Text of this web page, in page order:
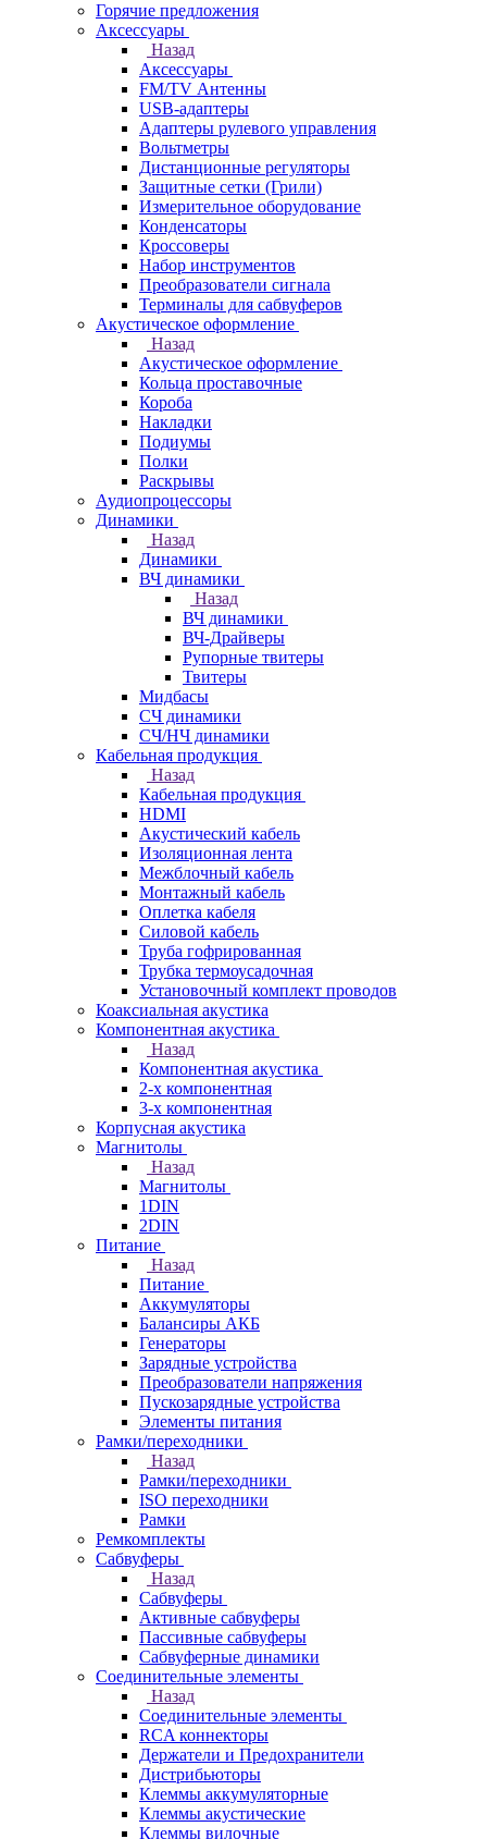
Горячие предложения
Аксессуары
Назад
Аксессуары
FM/TV Антенны
USB-адаптеры
Адаптеры рулевого управления
Вольтметры
Дистанционные регуляторы
Защитные сетки (Грили)
Измерительное оборудование
Конденсаторы
Кроссоверы
Набор инструментов
Преобразователи сигнала
Терминалы для сабвуферов
Акустическое оформление
Назад
Акустическое оформление
Кольца проставочные
Короба
Накладки
Подиумы
Полки
Раскрывы
Аудиопроцессоры
Динамики
Назад
Динамики
ВЧ динамики
Назад
ВЧ динамики
ВЧ-Драйверы
Рупорные твитеры
Твитеры
Мидбасы
СЧ динамики
СЧ/НЧ динамики
Кабельная продукция
Назад
Кабельная продукция
HDMI
Акустический кабель
Изоляционная лента
Межблочный кабель
Монтажный кабель
Оплетка кабеля
Силовой кабель
Труба гофрированная
Трубка термоусадочная
Установочный комплект проводов
Коаксиальная акустика
Компонентная акустика
Назад
Компонентная акустика
2-х компонентная
3-х компонентная
Корпусная акустика
Магнитолы
Назад
Магнитолы
1DIN
2DIN
Питание
Назад
Питание
Аккумуляторы
Балансиры АКБ
Генераторы
Зарядные устройства
Преобразователи напряжения
Пускозарядные устройства
Элементы питания
Рамки/переходники
Назад
Рамки/переходники
ISO переходники
Рамки
Ремкомплекты
Сабвуферы
Назад
Сабвуферы
Активные сабвуферы
Пассивные сабвуферы
Сабвуферные динамики
Соединительные элементы
Назад
Соединительные элементы
RCA коннекторы
Держатели и Предохранители
Дистрибьюторы
Клеммы аккумуляторные
Клеммы акустические
Клеммы вилочные